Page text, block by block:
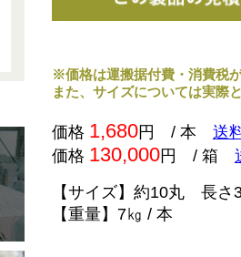
※価格は運搬据付費・消費税
また、サイズについては実際
価格 1,680円 / 本 送
価格 130,000円 / 箱
【サイズ】約10丸 長さ
【重量】7㎏ / 本